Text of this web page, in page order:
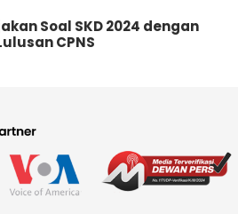
Soal SKD 2024 dengan
CPNS